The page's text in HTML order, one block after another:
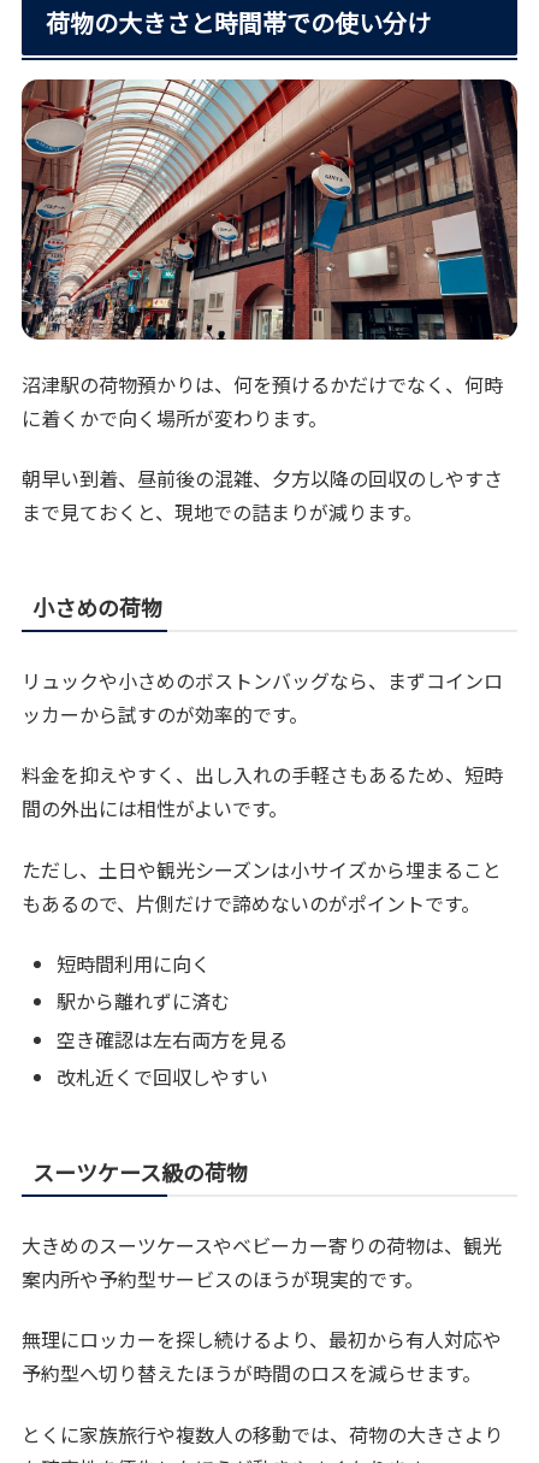
荷物の大きさと時間帯での使い分け
沼津駅の荷物預かりは、何を預けるかだけでなく、何時
に着くかで向く場所が変わります。
朝早い到着、昼前後の混雑、夕方以降の回収のしやすさ
まで見ておくと、現地での詰まりが減ります。
小さめの荷物
リュックや小さめのボストンバッグなら、まずコインロ
ッカーから試すのが効率的です。
料金を抑えやすく、出し入れの手軽さもあるため、短時
間の外出には相性がよいです。
ただし、土日や観光シーズンは小サイズから埋まること
もあるので、片側だけで諦めないのがポイントです。
短時間利用に向く
駅から離れずに済む
空き確認は左右両方を見る
改札近くで回収しやすい
スーツケース級の荷物
大きめのスーツケースやベビーカー寄りの荷物は、観光
案内所や予約型サービスのほうが現実的です。
無理にロッカーを探し続けるより、最初から有人対応や
予約型へ切り替えたほうが時間のロスを減らせます。
とくに家族旅行や複数人の移動では、荷物の大きさより